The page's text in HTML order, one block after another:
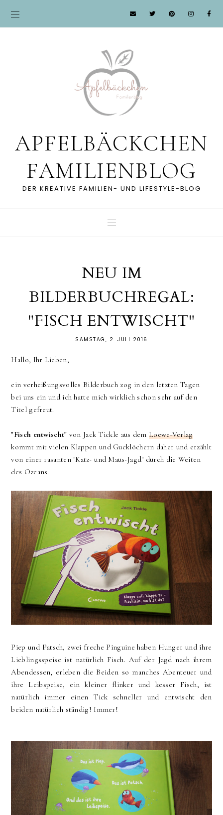
APFELBÄCKCHEN
FAMILIENBLOG
DER KREATIVE FAMILIEN- UND LIFESTYLE-BLOG
NEU IM
BILDERBUCHREGAL:
"FISCH ENTWISCHT"
SAMSTAG, 2. JULI 2016
Hallo, Ihr Lieben,
ein verheißungsvolles Bilderbuch zog in den letzten Tagen
bei uns ein und ich hatte mich wirklich schon sehr auf den
Titel gefreut.
"Fisch entwischt" von Jack Tickle aus demLoewe-Verlag
kommt mit vielen Klappen und Gucklöchern daher und erzählt
von einer rasanten "Katz- und Maus-Jagd" durch die Weiten
des Ozeans.
Piep und Patsch, zwei freche Pinguine haben Hunger und ihre
Lieblingsspeise ist natürlich Fisch. Auf der Jagd nach ihrem
Abendessen, erleben die Beiden so manches Abenteuer und
ihre Leibspeise, ein kleiner flinker und kesser Fisch, ist
natürlich immer einen Tick schneller und entwischt den
beiden natürlich ständig! Immer!